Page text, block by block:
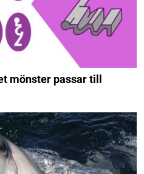
mönster passar till